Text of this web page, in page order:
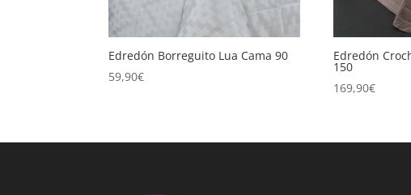
Edredón Borreguito Lua Cama 90
59,90€
Edredón
150
169,90€